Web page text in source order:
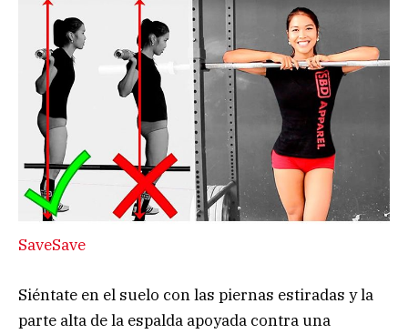
SaveSave
Siéntate en el suelo con las piernas estiradas y la
parte alta de la espalda apoyada contra una